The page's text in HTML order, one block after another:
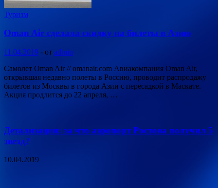
Туризм
Oman Air сделала скидку на билеты в Азию
11.04.2019 - от admin
Самолет Oman Air // omanair.com Авиакомпания Oman Air,
открывшая недавно полеты в Россию, проводит распродажу
билетов из Москвы в города Азии с пересадкой в Маскате.
Акция продлится до 22 апреля, …
Детализация: за что аэропорт Ростова получил 5
звезд?
10.04.2019